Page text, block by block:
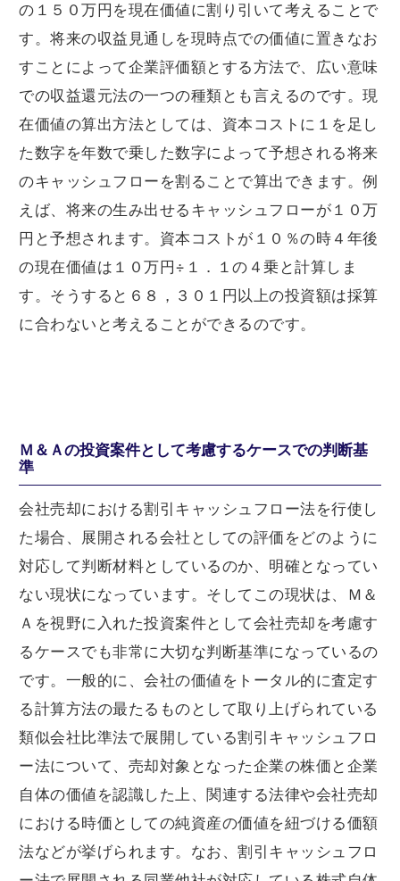
の１５０万円を現在価値に割り引いて考えることで
す。将来の収益見通しを現時点での価値に置きなお
すことによって企業評価額とする方法で、広い意味
での収益還元法の一つの種類とも言えるのです。現
在価値の算出方法としては、資本コストに１を足し
た数字を年数で乗した数字によって予想される将来
のキャッシュフローを割ることで算出できます。例
えば、将来の生み出せるキャッシュフローが１０万
円と予想されます。資本コストが１０％の時４年後
の現在価値は１０万円÷１．１の４乗と計算しま
す。そうすると６８，３０１円以上の投資額は採算
に合わないと考えることができるのです。
Ｍ＆Ａの投資案件として考慮するケースでの判断基
準
会社売却における割引キャッシュフロー法を行使し
た場合、展開される会社としての評価をどのように
対応して判断材料としているのか、明確となってい
ない現状になっています。そしてこの現状は、Ｍ＆
Ａを視野に入れた投資案件として会社売却を考慮す
るケースでも非常に大切な判断基準になっているの
です。一般的に、会社の価値をトータル的に査定す
る計算方法の最たるものとして取り上げられている
類似会社比準法で展開している割引キャッシュフロ
ー法について、売却対象となった企業の株価と企業
自体の価値を認識した上、関連する法律や会社売却
における時価としての純資産の価値を紐づける価額
法などが挙げられます。なお、割引キャッシュフロ